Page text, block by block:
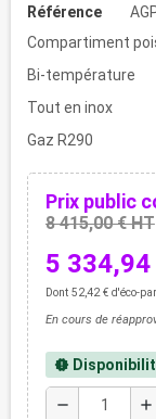
Référence
Compartiment
Bi-température
Tout en inox
Gaz R290
Prix public
8 415,00 € HT
5 334,94
Dont 52,42 € d'éco-
En cours de
new_releases
remove add